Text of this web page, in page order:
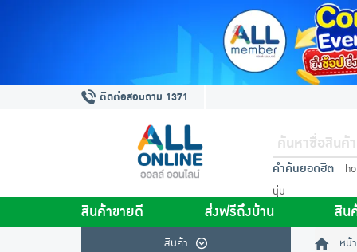
ติดต่อสอบถาม 1371
คำค้นยอดฮิต
นุ่ม
สินค้าขายดี ส่งฟรีถึงบ้าน สิน
สินค้า หน้